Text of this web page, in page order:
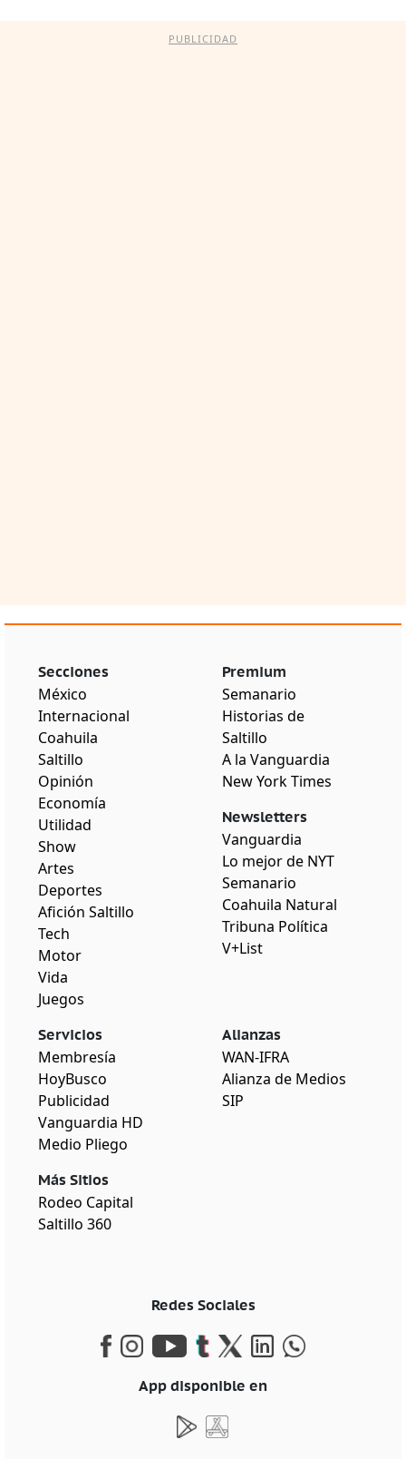
PUBLICIDAD
Secciones
México
Internacional
Coahuila
Saltillo
Opinión
Economía
Utilidad
Show
Artes
Deportes
Afición Saltillo
Tech
Motor
Vida
Juegos
Premium
Semanario
Historias de
Saltillo
A la Vanguardia
New York Times
Newsletters
Vanguardia
Lo mejor de NYT
Semanario
Coahuila Natural
Tribuna Política
V+List
Servicios
Membresía
HoyBusco
Publicidad
Vanguardia HD
Medio Pliego
Más Sitios
Rodeo Capital
Saltillo 360
Alianzas
WAN-IFRA
Alianza de Medios
SIP
Redes Sociales
App disponible en